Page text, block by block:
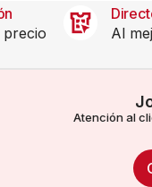
Al
Atención al